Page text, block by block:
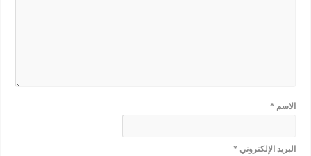
الاسم*
البريد الإلكتروني*